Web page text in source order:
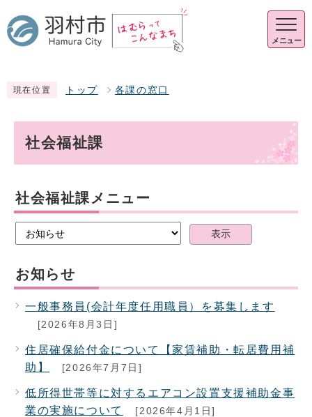
メニュー
現在位置 トップ 各課の窓口
社会福祉課
社会福祉課メニュー
表示
お知らせ
一般事務員(会計年度任用職員）を募集します
[2026年8月3日]
住居確保給付金について【家賃補助・転居費用補
助】
[2026年7月7日]
低所得世帯等に対するエアコン設置支援補助金事
業の実施について
[2026年4月1日]